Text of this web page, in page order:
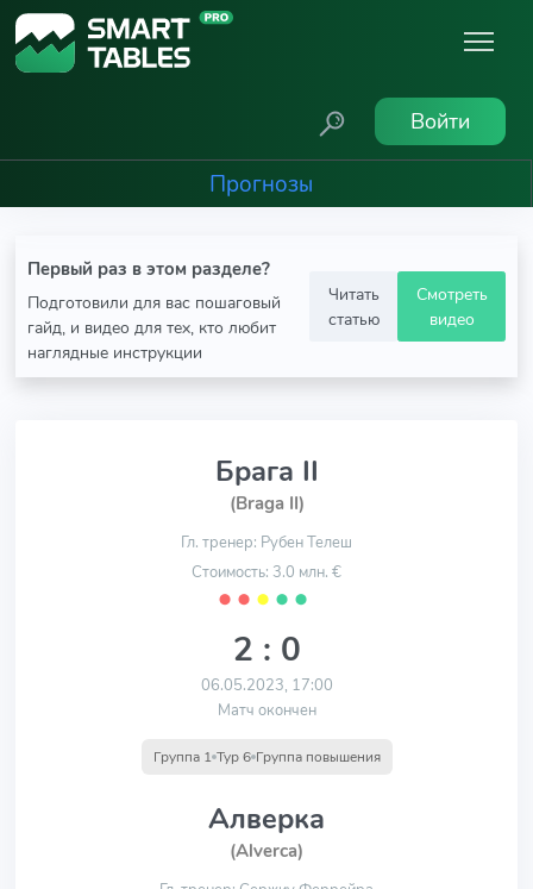
Войти
Прогнозы
Первый раз в этом разделе?
Подготовили для вас пошаговый
гайд, и видео для тех, кто любит
наглядные инструкции
Читать
статью
Смотреть
видео
Брага II
(Braga II)
Гл. тренер: Рубен Телеш
Стоимость: 3.0 млн. €
⬤ ⬤ ⬤ ⬤ ⬤
2 : 0
06.05.2023, 17:00
Матч окончен
Группа 1 Тур 6 Группа повышения
Алверка
(Alverca)